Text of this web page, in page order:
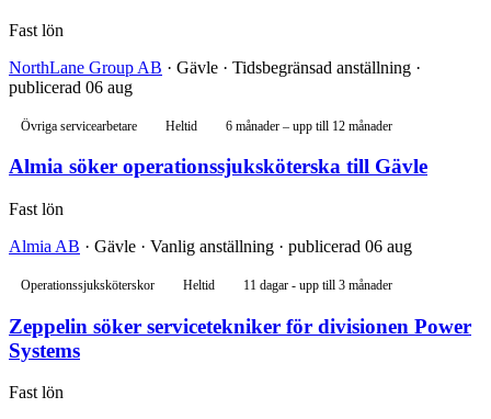
Fast lön
NorthLane Group AB · Gävle · Tidsbegränsad anställning ·
publicerad 06 aug
Övriga servicearbetare Heltid 6 månader – upp till 12 månader
Almia söker operationssjuksköterska till Gävle
Fast lön
Almia AB · Gävle · Vanlig anställning · publicerad 06 aug
Operationssjuksköterskor Heltid 11 dagar - upp till 3 månader
Zeppelin söker servicetekniker för divisionen Power
Systems
Fast lön